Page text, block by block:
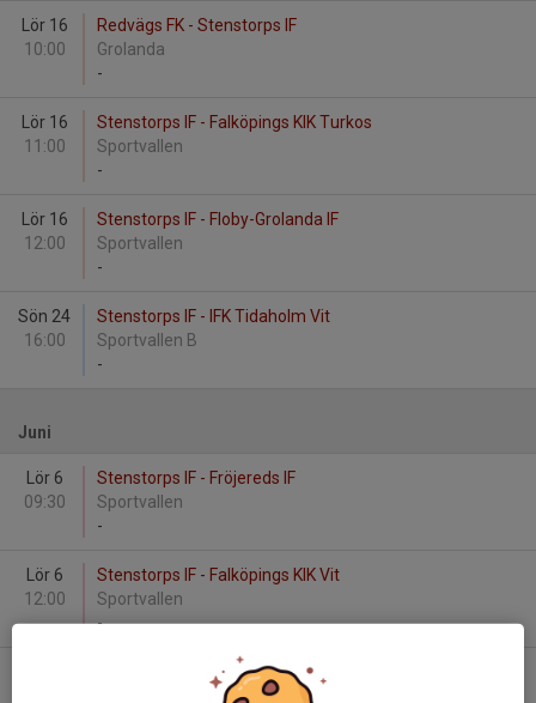
Lör 16
10:00
Redvägs FK - Stenstorps IF
Grolanda
-
Lör 16
11:00
Stenstorps IF - Falköpings KIK Turkos
Sportvallen
-
Lör 16
12:00
Stenstorps IF - Floby-Grolanda IF
Sportvallen
-
Sön 24
16:00
Stenstorps IF - IFK Tidaholm Vit
Sportvallen B
-
Juni
Lör 6
09:30
Stenstorps IF - Fröjereds IF
Sportvallen
-
Lör 6
12:00
Stenstorps IF - Falköpings KIK Vit
Sportvallen
-
Kinnarp-Slutarps IF - Stenstorps IF